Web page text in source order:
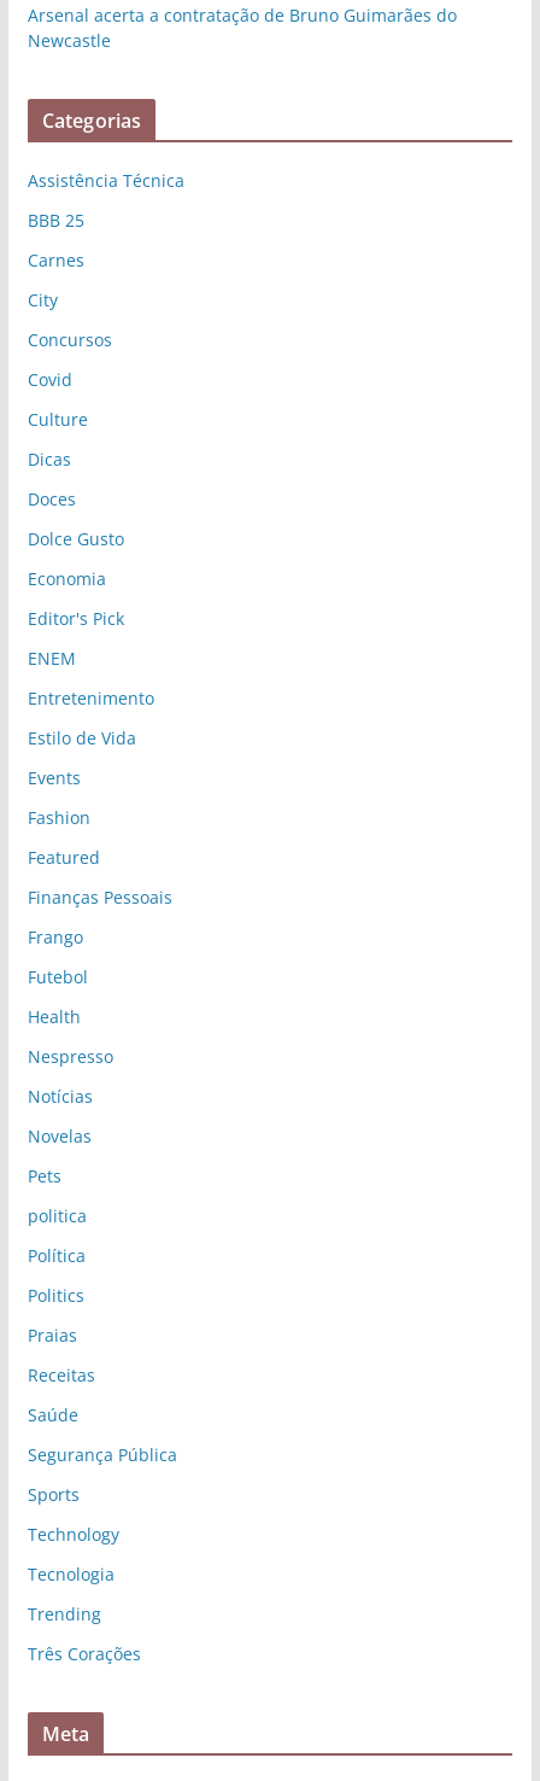
Arsenal acerta a contratação de Bruno Guimarães do
Newcastle
Categorias
Assistência Técnica
BBB 25
Carnes
City
Concursos
Covid
Culture
Dicas
Doces
Dolce Gusto
Economia
Editor's Pick
ENEM
Entretenimento
Estilo de Vida
Events
Fashion
Featured
Finanças Pessoais
Frango
Futebol
Health
Nespresso
Notícias
Novelas
Pets
politica
Política
Politics
Praias
Receitas
Saúde
Segurança Pública
Sports
Technology
Tecnologia
Trending
Três Corações
Meta